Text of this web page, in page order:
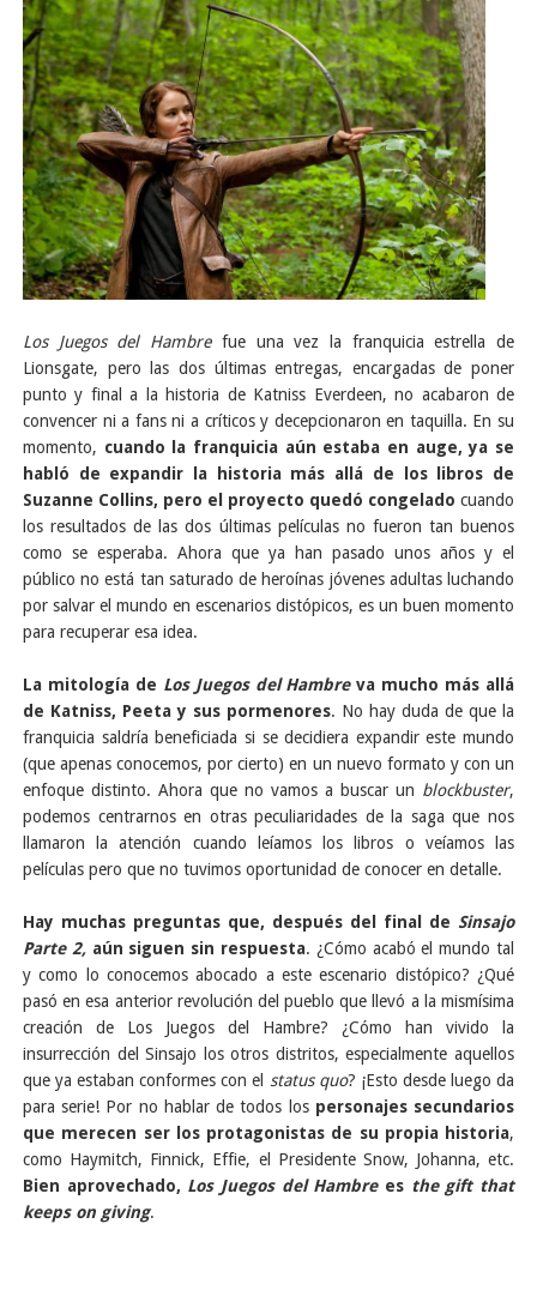
Los Juegos del Hambrefue una vez la franquicia estrella de
Lionsgate, pero las dos últimas entregas, encargadas de poner
punto y final a la historia de Katniss Everdeen, no acabaron de
convencer ni a fans ni a críticos y decepcionaron en taquilla. En su
momento, cuando la franquicia aún estaba en auge, ya se
habló de expandir la historia más allá de los libros de
Suzanne Collins, pero el proyecto quedó congelado cuando
los resultados de las dos últimas películas no fueron tan buenos
como se esperaba. Ahora que ya han pasado unos años y el
público no está tan saturado de heroínas jóvenes adultas luchando
por salvar el mundo en escenarios distópicos, es un buen momento
para recuperar esa idea.
La mitología de Los Juegos del Hambreva mucho más allá
de Katniss, Peeta y sus pormenores. No hay duda de que la
franquicia saldría beneficiada si se decidiera expandir este mundo
(que apenas conocemos, por cierto) en un nuevo formato y con un
enfoque distinto. Ahora que no vamos a buscar un blockbuster,
podemos centrarnos en otras peculiaridades de la saga que nos
llamaron la atención cuando leíamos los libros o veíamos las
películas pero que no tuvimos oportunidad de conocer en detalle.
Hay muchas preguntas que, después del final de Sinsajo
Parte 2,aún siguen sin respuesta. ¿Cómo acabó el mundo tal
y como lo conocemos abocado a este escenario distópico? ¿Qué
pasó en esa anterior revolución del pueblo que llevó a la mismísima
creación de Los Juegos del Hambre? ¿Cómo han vivido la
insurrección del Sinsajo los otros distritos, especialmente aquellos
que ya estaban conformes con el status quo? ¡Esto desde luego da
para serie! Por no hablar de todos los personajes secundarios
que merecen ser los protagonistas de su propia historia,
como Haymitch, Finnick, Effie, el Presidente Snow, Johanna, etc.
Bien aprovechado, Los Juegos del Hambrees the gift that
keeps on giving.